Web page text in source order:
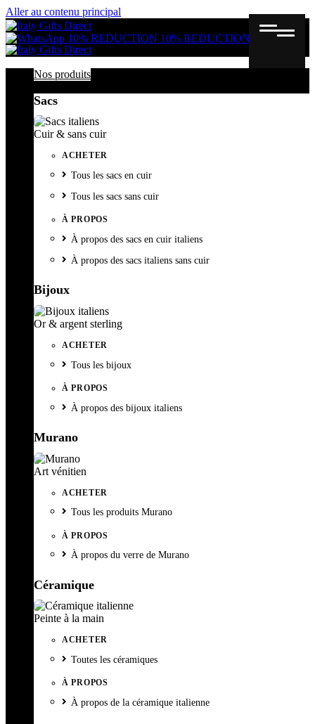
Aller au contenu principal
10% REDUCTION 10% REDUCTION
Nos produits
Sacs
Cuir & sans cuir
ACHETER
Tous les sacs en cuir
Tous les sacs sans cuir
À PROPOS
À propos des sacs en cuir italiens
À propos des sacs italiens sans cuir
Bijoux
Or & argent sterling
ACHETER
Tous les bijoux
À PROPOS
À propos des bijoux italiens
Murano
Art vénitien
ACHETER
Tous les produits Murano
À PROPOS
À propos du verre de Murano
Céramique
Peinte à la main
ACHETER
Toutes les céramiques
À PROPOS
À propos de la céramique italienne